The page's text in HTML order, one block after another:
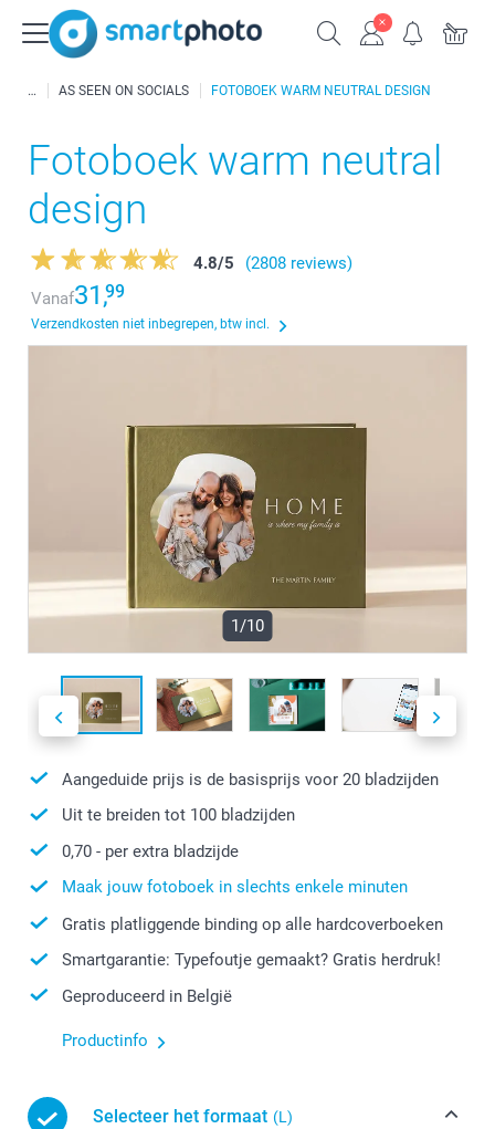
AS SEEN ON SOCIALS FOTOBOEK WARM NEUTRAL DESIGN
Fotoboek warm neutral
design
4.8/5
(2808 reviews)
Vanaf31,99
Verzendkosten niet inbegrepen, btw incl.
1/10
Aangeduide prijs is de basisprijs voor 20 bladzijden
Uit te breiden tot 100 bladzijden
0,70 - per extra bladzijde
Maak jouw fotoboek in slechts enkele minuten
Gratis platliggende binding op alle hardcoverboeken
Smartgarantie: Typefoutje gemaakt? Gratis herdruk!
Geproduceerd in België
Productinfo
Selecteer het formaat (L)